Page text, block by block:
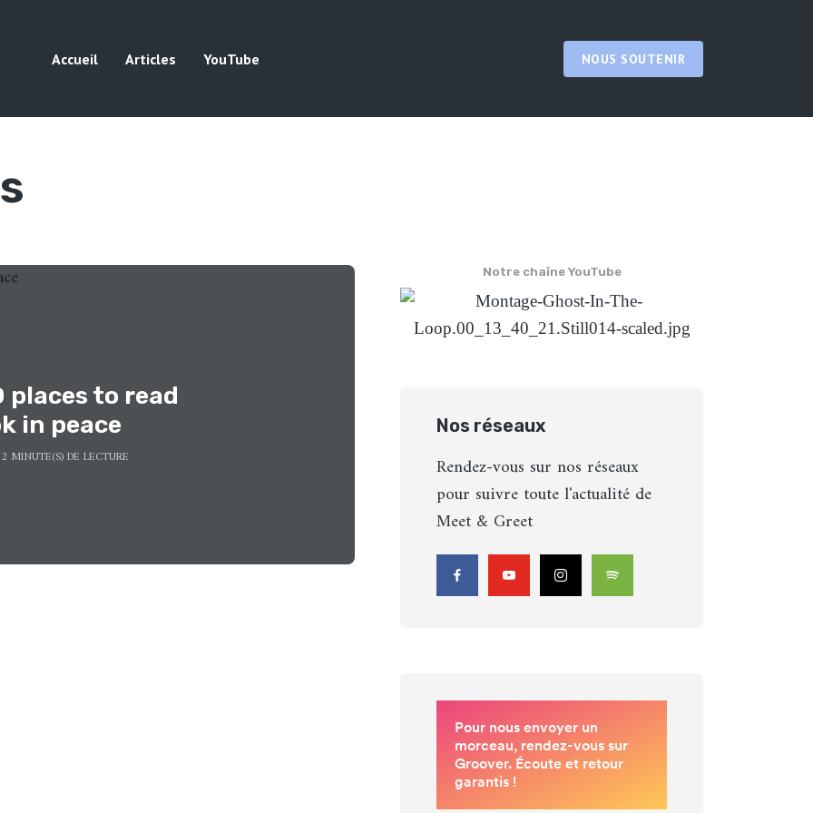
Accueil Articles YouTube NOUS SOUTENIR
places to read
in peace
2 MINUTE(S) DE LECTURE
Notre chaîne YouTube
Nos réseaux
Rendez-vous sur nos réseaux
pour suivre toute l'actualité de
Meet & Greet